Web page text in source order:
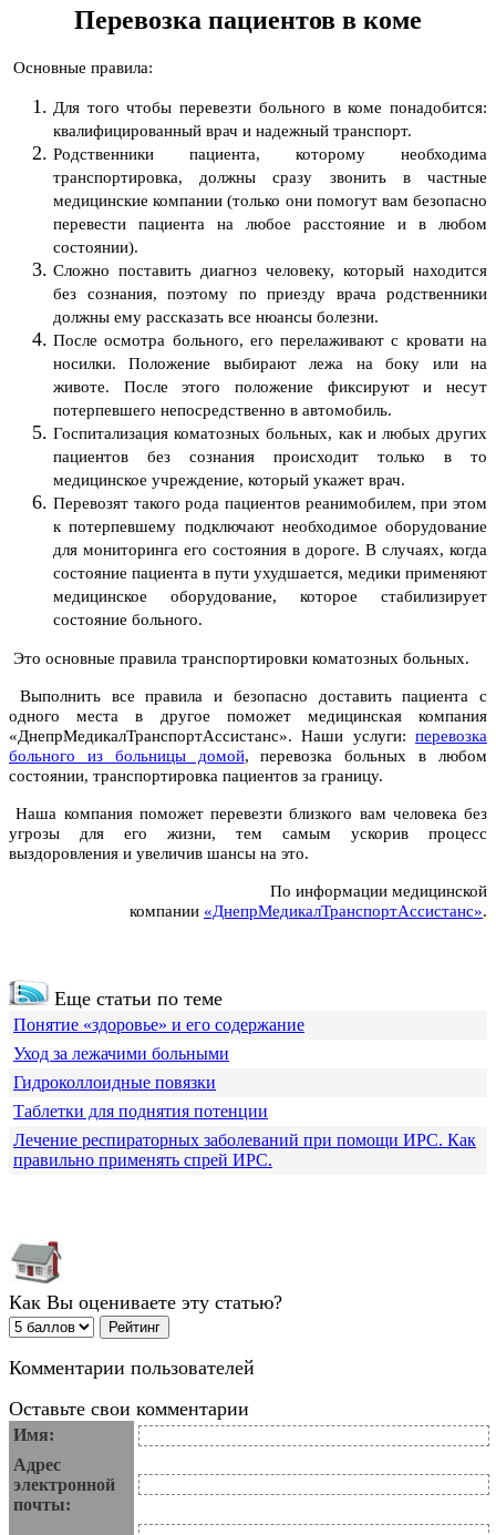
Перевозка пациентов в коме
Основные правила:
Для того чтобы перевезти больного в коме понадобится:
квалифицированный врач и надежный транспорт.
Родственники пациента, которому необходима
транспортировка, должны сразу звонить в частные
медицинские компании (только они помогут вам безопасно
перевести пациента на любое расстояние и в любом
состоянии).
Сложно поставить диагноз человеку, который находится
без сознания, поэтому по приезду врача родственники
должны ему рассказать все нюансы болезни.
После осмотра больного, его перелаживают с кровати на
носилки. Положение выбирают лежа на боку или на
животе. После этого положение фиксируют и несут
потерпевшего непосредственно в автомобиль.
Госпитализация коматозных больных, как и любых других
пациентов без сознания происходит только в то
медицинское учреждение, который укажет врач.
Перевозят такого рода пациентов реанимобилем, при этом
к потерпевшему подключают необходимое оборудование
для мониторинга его состояния в дороге. В случаях, когда
состояние пациента в пути ухудшается, медики применяют
медицинское оборудование, которое стабилизирует
состояние больного.
Это основные правила транспортировки коматозных больных.
Выполнить все правила и безопасно доставить пациента с
одного места в другое поможет медицинская компания
«ДнепрМедикалТранспортАссистанс». Наши услуги: перевозка
больного из больницы домой, перевозка больных в любом
состоянии, транспортировка пациентов за границу.
Наша компания поможет перевезти близкого вам человека без
угрозы для его жизни, тем самым ускорив процесс
выздоровления и увеличив шансы на это.
По информации медицинской
компании «ДнепрМедикалТранспортАссистанс».
Еще статьи по теме
Понятие «здоровье» и его содержание
Уход за лежачими больными
Гидроколлоидные повязки
Таблетки для поднятия потенции
Лечение респираторных заболеваний при помощи ИРС. Как
правильно применять спрей ИРС.
Как Вы оцениваете эту статью?
Комментарии пользователей
Оставьте свои комментарии
Имя:
Адрес
электронной
почты: